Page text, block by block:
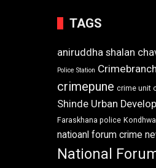
TAGS
aniruddha shalan
Police Station
crimepune crime unit
Shinde Urban
Faraskhana police
natioanl forum crime
National